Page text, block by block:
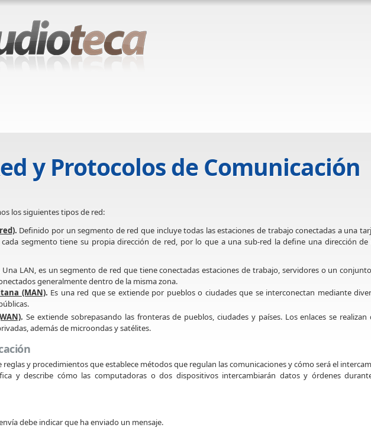
y Protocolos de Comunicación
los siguientes tipos de red:
. Definido por un segmento de red que incluye todas las estaciones de trabajo conectadas a una
segmento tiene su propia dirección de red, por lo que a una sub-red la define una dirección de
Una LAN, es un segmento de red que tiene conectadas estaciones de trabajo, servidores o un
generalmente dentro de la misma zona.
(MAN). Es una red que se extiende por pueblos o ciudades que se interconectan mediante
. Se extiende sobrepasando las fronteras de pueblos, ciudades y países. Los enlaces se realizan
además de microondas y satélites.
y procedimientos que establece métodos que regulan las comunicaciones y cómo será el
y describe cómo las computadoras o dos dispositivos intercambiarán datos y órdenes
debe indicar que ha enviado un mensaje.